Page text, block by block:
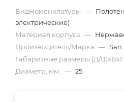
ВидНоменклатуры —
электрические)
Материал корпуса —
Производитель/Марка — San
Габаритные размеры (Д/
Диаметр, мм.
— 25